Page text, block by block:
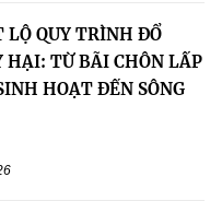
LỘ QUY TRÌNH ĐỔ
HẠI: TỪ BÃI CHÔN LẤP
HOẠT ĐẾN SÔNG